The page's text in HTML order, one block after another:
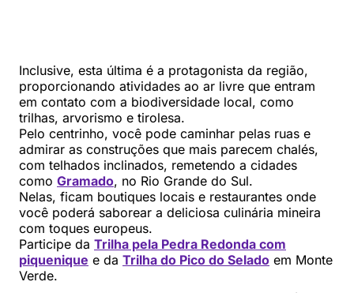
Inclusive, esta última é a protagonista da região,
proporcionando atividades ao ar livre que entram
em contato com a biodiversidade local, como
trilhas, arvorismo e tirolesa.
Pelo centrinho, você pode caminhar pelas ruas e
admirar as construções que mais parecem chalés,
com telhados inclinados, remetendo a cidades
como Gramado, no Rio Grande do Sul.
Nelas, ficam boutiques locais e restaurantes onde
você poderá saborear a deliciosa culinária mineira
com toques europeus.
Participe da Trilha pela Pedra Redonda com
piquenique e da Trilha do Pico do Selado em Monte
Verde.